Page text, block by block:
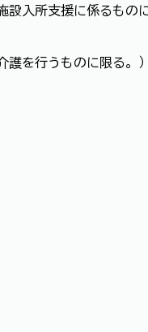
入所支援に係るもの
を行うものに限る。）